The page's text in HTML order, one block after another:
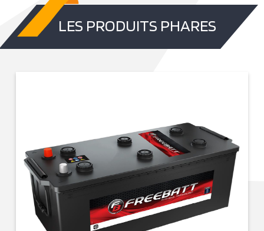
LES PRODUITS PHARES